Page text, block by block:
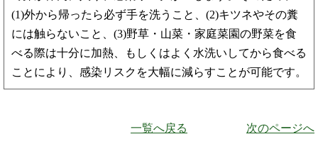
(1)外から帰ったら必ず手を洗うこと、(2)キツネやその糞
には触らないこと、(3)野草・山菜・家庭菜園の野菜を食
べる際は十分に加熱、もしくはよく水洗いしてから食べる
ことにより、感染リスクを大幅に減らすことが可能です。
一覧へ戻る 次のページへ